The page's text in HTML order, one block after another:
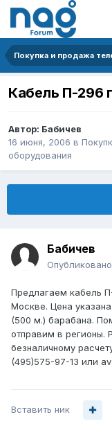
Кабель П-296
Автор: Бабичев
16 июня, 2006 в
оборудования
Бабичев
Опубликовано
Предлагаем кабель
Москве. Цена
(500 м.) барабана.
отправим в регионы.
безналичному
(495)575-97-13 или
Вставить ник